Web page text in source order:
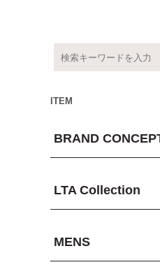
ITEM
BRAND
LTA Collection
MENS